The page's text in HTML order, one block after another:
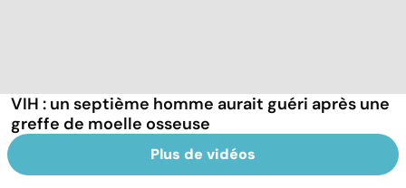
VIH : un septième homme aurait guéri après une
greffe de moelle osseuse
Plus de vidéos